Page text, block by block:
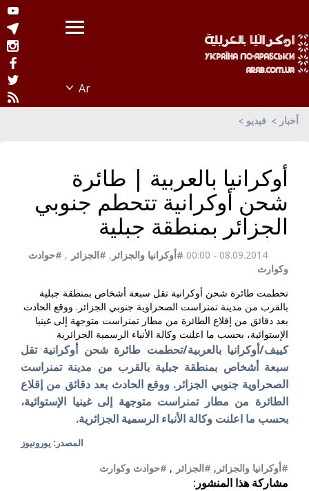
أخبار فيديو
أوكرانيا بالعربية | طائرة
شحن أوكرانية تتحطم جنوبي
الجزائر بمنطقة جبلية
08.09.2014 - 00:00 #أوكرانيا والجزائر , #الجزائر , #حوادث
وكوارث
تحطمت طائرة شحن أوكرانية تقل سبعة أشخاص بمنطقة جبلية
بالقرب من مدينة تمنراست الصحراوية جنوبي الجزائر. ووقع الحادث
بعد دقائق من إقلاع الطائرة من مطار تمنراست متوجهة إلى غينيا
الإستوائية، بحسب ما اعلنت وكالة الأنباء الرسمية الجزائرية
كييف/أوكرانيا بالعربية/تحطمت طائرة شحن أوكرانية تقل
سبعة أشخاص بمنطقة جبلية بالقرب من مدينة تمنراست
الصحراوية جنوبي الجزائر. ووقع الحادث بعد دقائق من إقلاع
الطائرة من مطار تمنراست متوجهة إلى غينيا الإستوائية،
بحسب ما اعلنت وكالة الأنباء الرسمية الجزائرية.
المصدر: يورونيوز
#أوكرانيا والجزائر , #الجزائر , #حوادث وكوارث
مشاركة هذا المنشور: